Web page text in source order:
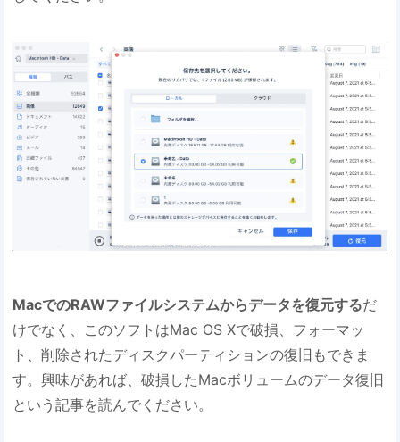
MacでのRAWファイルシステムからデータを復元するだ
けでなく、このソフトはMac OS Xで破損、フォーマッ
ト、削除されたディスクパーティションの復旧もできま
す。興味があれば、破損したMacボリュームのデータ復旧
という記事を読んでください。